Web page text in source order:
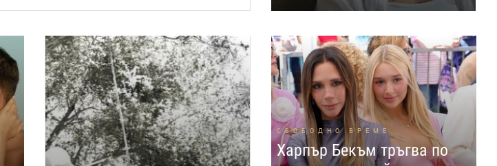
СВОБОДНО ВРЕМЕ
Харпър Бекъм тръгва по